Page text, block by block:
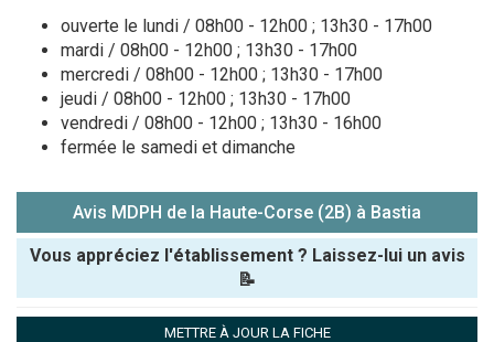
ouverte le lundi / 08h00 - 12h00 ; 13h30 - 17h00
mardi / 08h00 - 12h00 ; 13h30 - 17h00
mercredi / 08h00 - 12h00 ; 13h30 - 17h00
jeudi / 08h00 - 12h00 ; 13h30 - 17h00
vendredi / 08h00 - 12h00 ; 13h30 - 16h00
fermée le samedi et dimanche
Avis MDPH de la Haute-Corse (2B) à Bastia
Vous appréciez l'établissement ? Laissez-lui un avis
📝
METTRE À JOUR LA FICHE